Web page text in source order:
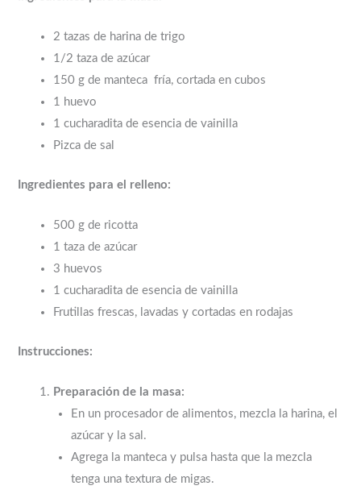
2 tazas de harina de trigo
1/2 taza de azúcar
150 g de manteca fría, cortada en cubos
1 huevo
1 cucharadita de esencia de vainilla
Pizca de sal
Ingredientes para el relleno:
500 g de ricotta
1 taza de azúcar
3 huevos
1 cucharadita de esencia de vainilla
Frutillas frescas, lavadas y cortadas en rodajas
Instrucciones:
Preparación de la masa:
En un procesador de alimentos, mezcla la harina, el
azúcar y la sal.
Agrega la manteca y pulsa hasta que la mezcla
tenga una textura de migas.